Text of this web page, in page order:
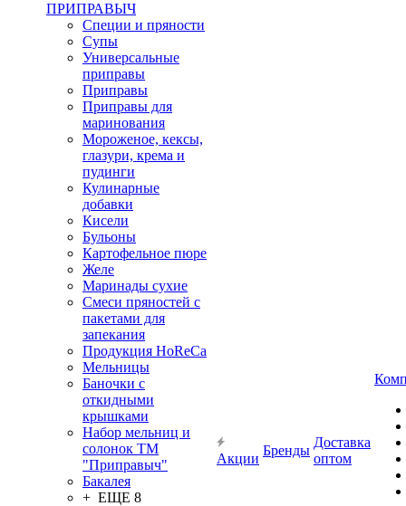
ПРИПРАВЫЧ
Специи и пряности
Супы
Универсальные
приправы
Приправы
Приправы для
маринования
Мороженое, кексы,
глазури, крема и
пудинги
Кулинарные
добавки
Кисели
Бульоны
Картофельное пюре
Желе
Маринады сухие
Смеси пряностей с
пакетами для
запекания
Продукция HoReCa
Мельницы
Баночки с
откидными
крышками
Набор мельниц и
солонок ТМ
"Приправыч"
Бакалея
+ ЕЩЕ 8
Акции
Бренды
Доставка
оптом